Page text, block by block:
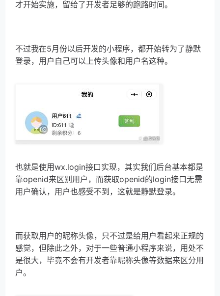
才开始实施，留给了开发者足够的跑路时间。
不过我在5月份以后开发的小程序，都开始转为了静默
登录，用户自己可以上传头像和用户名这种。
也就是使用wx.login接口实现，其实我们后台基本都是
靠openid来区别用户，而获取openid的login接口无需
用户确认，用户也感受不到，这就是静默登录。
而获取用户的昵称头像，只不过是给用户看起来正规的
感觉，但除此之外，对于一些普通小程序来说，用处不
是很大，毕竟不会有开发者靠昵称头像等数据来区分用
户。